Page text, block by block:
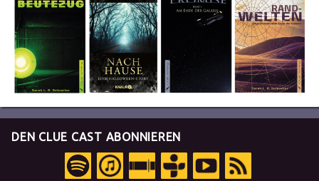
DEN CLUE CAST ABONNIEREN